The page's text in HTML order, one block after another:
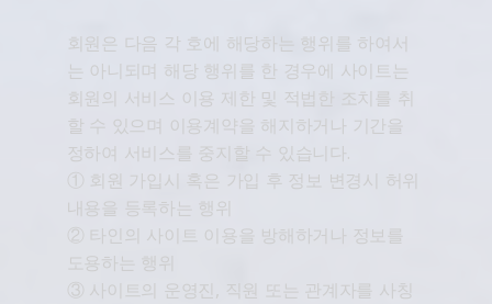
회원은 다음 각 호에 해당하는 행위를 하여서
는 아니되며 해당 행위를 한 경우에 사이트는
회원의 서비스 이용 제한 및 적법한 조치를 취
할 수 있으며 이용계약을 해지하거나 기간을
정하여 서비스를 중지할 수 있습니다.
① 회원 가입시 혹은 가입 후 정보 변경시 허위
내용을 등록하는 행위
② 타인의 사이트 이용을 방해하거나 정보를
도용하는 행위
③ 사이트의 운영진, 직원 또는 관계자를 사칭